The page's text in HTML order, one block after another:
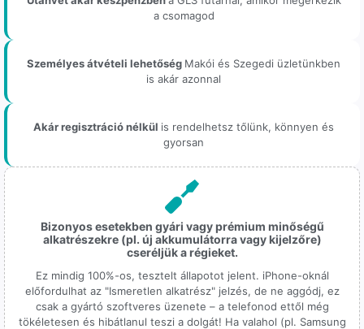
a csomagod
Személyes átvételi lehetőség Makói és Szegedi üzletünkben
is akár azonnal
Akár regisztráció nélkül is rendelhetsz tőlünk, könnyen és
gyorsan
Bizonyos esetekben gyári vagy prémium minőségű
alkatrészekre (pl. új akkumulátorra vagy kijelzőre)
cseréljük a régieket.
Ez mindig 100%-os, tesztelt állapotot jelent. iPhone-oknál
előfordulhat az "Ismeretlen alkatrész" jelzés, de ne aggódj, ez
csak a gyártó szoftveres üzenete – a telefonod ettől még
tökéletesen és hibátlanul teszi a dolgát! Ha valahol (pl. Samsung